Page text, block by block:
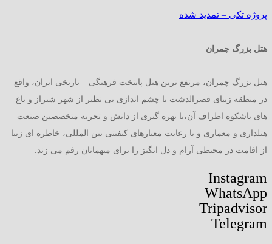
پروژه تکی – تمدید شده
هتل بزرگ چمران
هتل بزرگ چمران، مرتفع ترین هتل پایتخت فرهنگی – تاریخی ایران، واقع
در منطقه زیبای قصرالدشت با چشم اندازی بی نظیر از شهر شیراز و باغ
های باشکوه اطراف آن،با بهره گیری از دانش و تجربه متخصصین صنعت
هتلداری و معماری و با رعایت معیارهای کیفیتی بین المللی، خاطره ای زیبا
از اقامت در محیطی آرام و دل انگیز را برای میهمانان رقم می زند.
Instagram
WhatsApp
Tripadvisor
Telegram